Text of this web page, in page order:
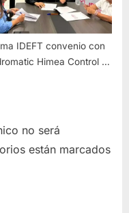
IDEFT convenio con
Himea Control y
no será
están marcados